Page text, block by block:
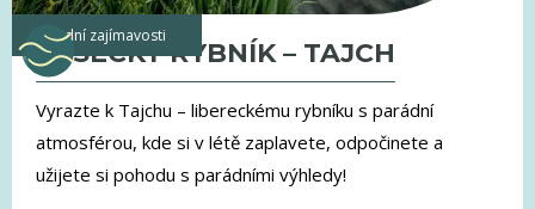
vodní zajímavosti
VESECKÝ RYBNÍK – TAJCH
Vyrazte k Tajchu – libereckému rybníku s parádní
atmosférou, kde si v létě zaplavete, odpočinete a
užijete si pohodu s parádními výhledy!